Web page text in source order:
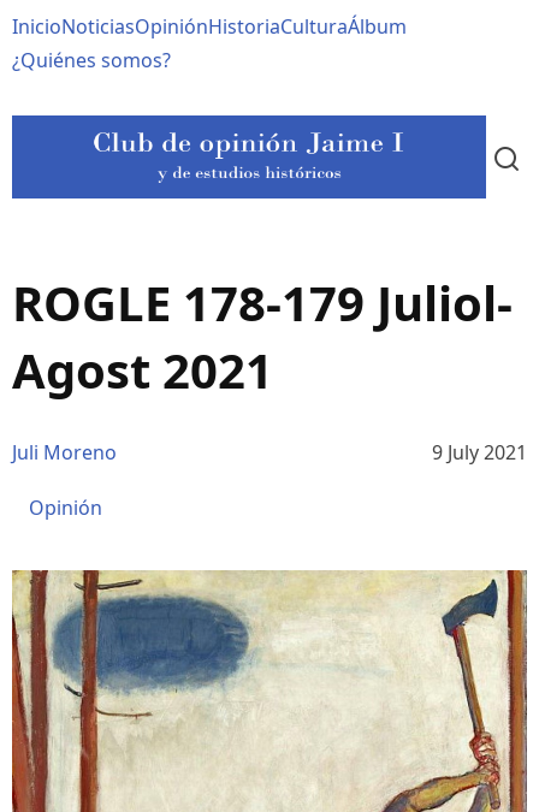
al
contenido
Navegación
principal
InicioNoticiasOpiniónHistoriaCulturaÁlbum
¿Quiénes somos?
ROGLE 178-179 Juliol-
Agost 2021
Juli Moreno 9 July 2021
Opinión